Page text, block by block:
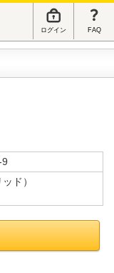
ログイン FAQ
ド）